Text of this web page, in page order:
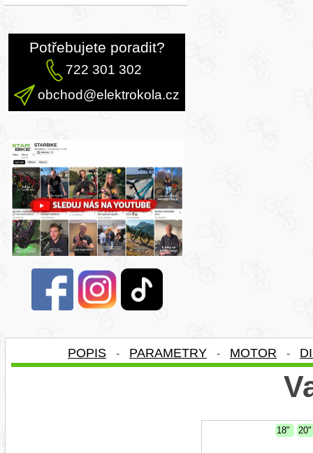
Potřebujete poradit?
722 301 302
obchod@elektrokola.cz
POPIS - PARAMETRY - MOTOR -
18"